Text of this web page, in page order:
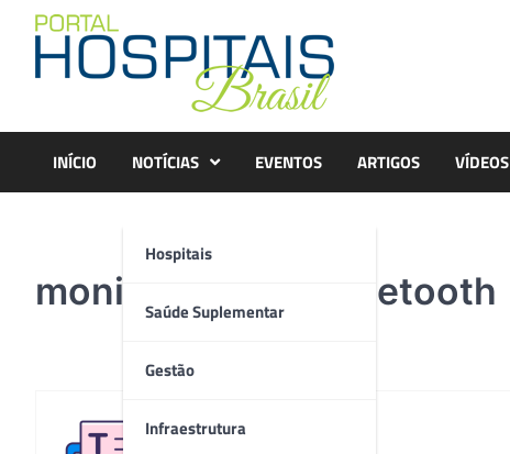
content
INÍCIO NOTÍCIAS
Hospitais
Saúde Suplementar
Gestão
Infraestrutura
EVENTOS ARTIGOS VÍDEOS
monitoramento bluetooth